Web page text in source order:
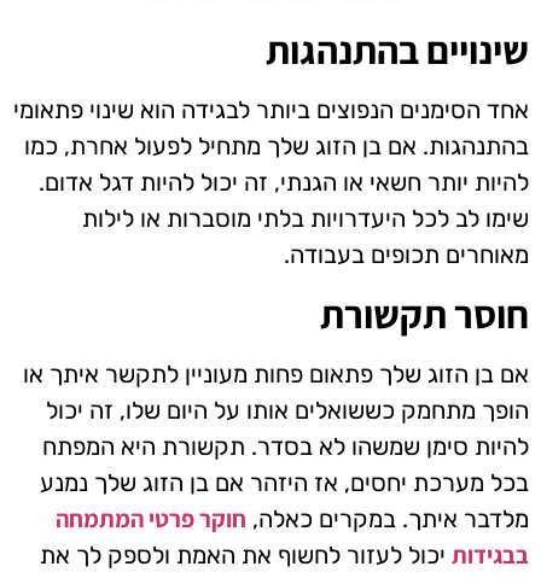
שינויים בהתנהגות
אחד הסימנים הנפוצים ביותר לבגידה הוא שינוי פתאומי
בהתנהגות. אם בן הזוג שלך מתחיל לפעול אחרת, כמו
להיות יותר חשאי או הגנתי, זה יכול להיות דגל אדום.
שימו לב לכל היעדרויות בלתי מוסברות או לילות
מאוחרים תכופים בעבודה.
חוסר תקשורת
אם בן הזוג שלך פתאום פחות מעוניין לתקשר איתך או
הופך מתחמק כששואלים אותו על היום שלו, זה יכול
להיות סימן שמשהו לא בסדר. תקשורת היא המפתח
בכל מערכת יחסים, אז היזהר אם בן הזוג שלך נמנע
מלדבר איתך. במקרים כאלה, חוקר פרטי המתמחה
בבגידות יכול לעזור לחשוף את האמת ולספק לך את